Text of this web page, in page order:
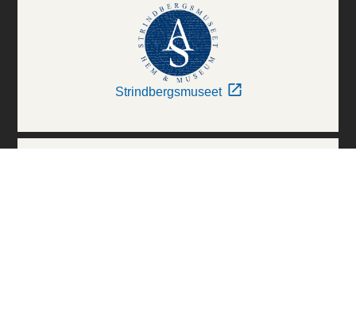
Strindbergsmuseet